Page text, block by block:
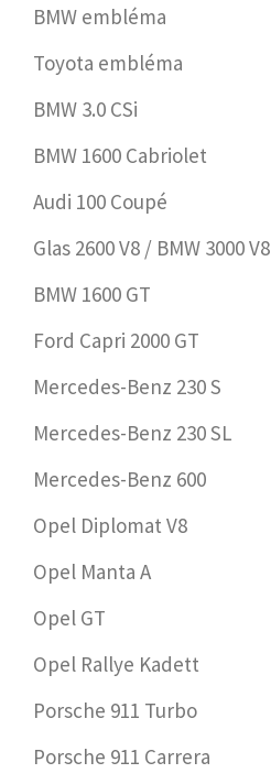
BMW embléma
Toyota embléma
BMW 3.0 CSi
BMW 1600 Cabriolet
Audi 100 Coupé
Glas 2600 V8 / BMW 3000 V8
BMW 1600 GT
Ford Capri 2000 GT
Mercedes-Benz 230 S
Mercedes-Benz 230 SL
Mercedes-Benz 600
Opel Diplomat V8
Opel Manta A
Opel GT
Opel Rallye Kadett
Porsche 911 Turbo
Porsche 911 Carrera